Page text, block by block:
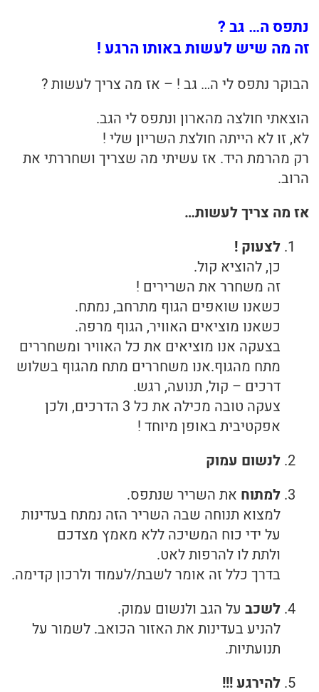
בריאות
עיסוי
נתפס ה… גב ?
זה מה שיש לעשות באותו הרגע !
הבוקר נתפס לי ה… גב ! – אז מה צריך לעשות ?
הוצאתי חולצה מהארון ונתפס לי הגב.
לא, זו לא הייתה חולצת השריון שלי !
רק מהרמת היד. אז עשיתי מה שצריך ושחררתי את
הרוב.
אז מה צריך לעשות…
לצעוק !
כן, להוציא קול.
זה משחרר את השרירים !
כשאנו שואפים הגוף מתרחב, נמתח.
כשאנו מוציאים האוויר, הגוף מרפה.
בצעקה אנו מוציאים את כל האוויר ומשחררים
מתח מהגוף.אנו משחררים מתח מהגוף בשלוש
דרכים – קול, תנועה, רגש.
צעקה טובה מכילה את כל 3 הדרכים, ולכן
אפקטיבית באופן מיוחד !
לנשום עמוק
למתוח את השריר שנתפס.
למצוא תנוחה שבה השריר הזה נמתח בעדינות
על ידי כוח המשיכה ללא מאמץ מצדכם
ולתת לו להרפות לאט.
בדרך כלל זה אומר לשבת/לעמוד ולרכון קדימה.
לשכב על הגב ולנשום עמוק.
להניע בעדינות את האזור הכואב. לשמור על
תנועתיות.
להירגע !!!